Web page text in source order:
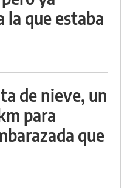
la que estaba
de nieve, un
para
que